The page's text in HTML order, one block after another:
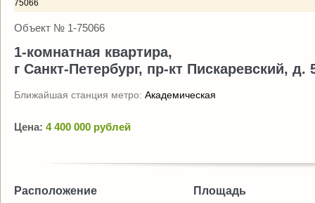
75066
Объект № 1-75066
1-комнатная квартира,
г Санкт-Петербург, пр-кт Пискаревский, д.
Ближайшая станция метро: Академическая
Цена: 4 400 000 рублей
Расположение Площадь